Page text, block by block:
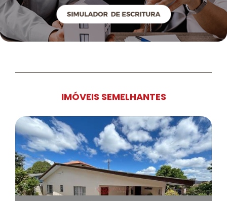
IMÓVEIS SEMELHANTES